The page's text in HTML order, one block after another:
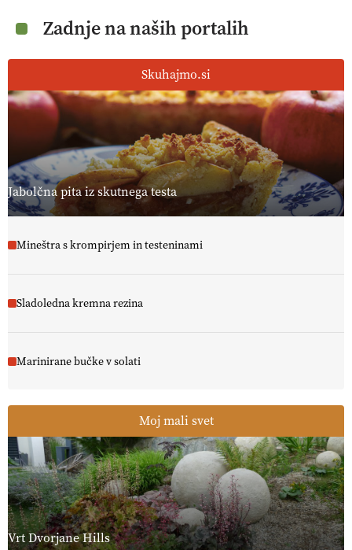
Zadnje na naših portalih
Skuhajmo.si
Jabolčna pita iz skutnega testa
Mineštra s krompirjem in testeninami
Sladoledna kremna rezina
Marinirane bučke v solati
Moj mali svet
Vrt Dvorjane Hills